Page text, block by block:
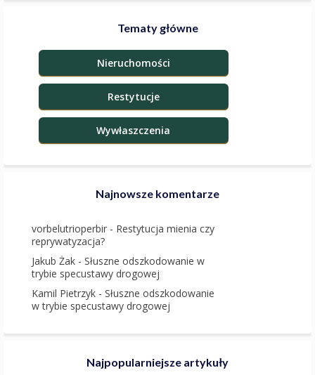
Tematy główne
Nieruchomości
Restytucje
Wywłaszczenia
Najnowsze komentarze
vorbelutrioperbir - Restytucja mienia czy
reprywatyzacja?
Jakub Żak - Słuszne odszkodowanie w
trybie specustawy drogowej
Kamil Pietrzyk - Słuszne odszkodowanie
w trybie specustawy drogowej
Najpopularniejsze artykuły